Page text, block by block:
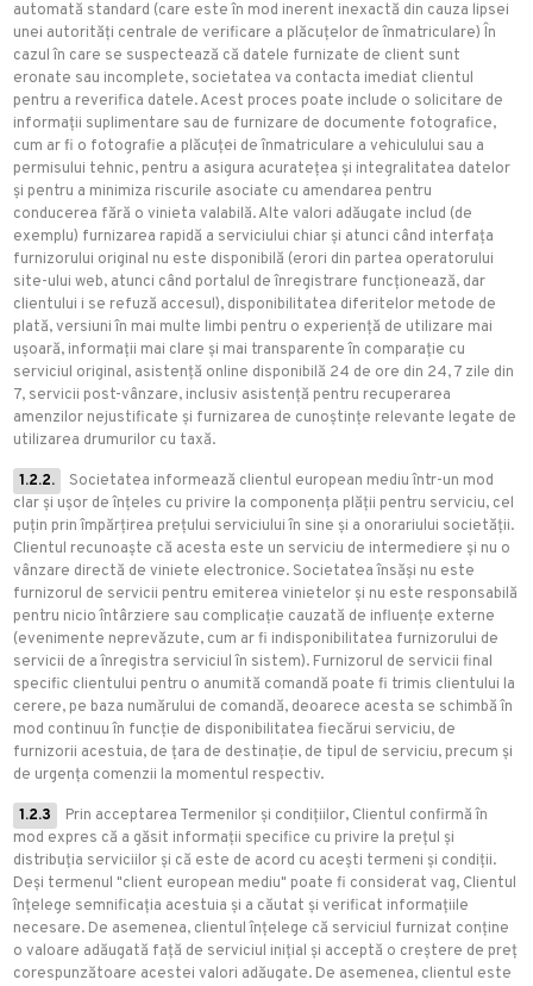
automată standard (care este în mod inerent inexactă din cauza lipsei
unei autorități centrale de verificare a plăcuțelor de înmatriculare) În
cazul în care se suspectează că datele furnizate de client sunt
eronate sau incomplete, societatea va contacta imediat clientul
pentru a reverifica datele. Acest proces poate include o solicitare de
informații suplimentare sau de furnizare de documente fotografice,
cum ar fi o fotografie a plăcuței de înmatriculare a vehiculului sau a
permisului tehnic, pentru a asigura acuratețea și integralitatea datelor
și pentru a minimiza riscurile asociate cu amendarea pentru
conducerea fără o vinieta valabilă. Alte valori adăugate includ (de
exemplu) furnizarea rapidă a serviciului chiar și atunci când interfața
furnizorului original nu este disponibilă (erori din partea operatorului
site-ului web, atunci când portalul de înregistrare funcționează, dar
clientului i se refuză accesul), disponibilitatea diferitelor metode de
plată, versiuni în mai multe limbi pentru o experiență de utilizare mai
ușoară, informații mai clare și mai transparente în comparație cu
serviciul original, asistență online disponibilă 24 de ore din 24, 7 zile din
7, servicii post-vânzare, inclusiv asistență pentru recuperarea
amenzilor nejustificate și furnizarea de cunoștințe relevante legate de
utilizarea drumurilor cu taxă.
1.2.2.
Societatea informează clientul european mediu într-un mod
clar și ușor de înțeles cu privire la componența plății pentru serviciu, cel
puțin prin împărțirea prețului serviciului în sine și a onorariului societății.
Clientul recunoaște că acesta este un serviciu de intermediere și nu o
vânzare directă de viniete electronice. Societatea însăși nu este
furnizorul de servicii pentru emiterea vinietelor și nu este responsabilă
pentru nicio întârziere sau complicație cauzată de influențe externe
(evenimente neprevăzute, cum ar fi indisponibilitatea furnizorului de
servicii de a înregistra serviciul în sistem). Furnizorul de servicii final
specific clientului pentru o anumită comandă poate fi trimis clientului la
cerere, pe baza numărului de comandă, deoarece acesta se schimbă în
mod continuu în funcție de disponibilitatea fiecărui serviciu, de
furnizorii acestuia, de țara de destinație, de tipul de serviciu, precum și
de urgența comenzii la momentul respectiv.
1.2.3
Prin acceptarea Termenilor și condițiilor, Clientul confirmă în
mod expres că a găsit informații specifice cu privire la prețul și
distribuția serviciilor și că este de acord cu acești termeni și condiții.
Deși termenul "client european mediu" poate fi considerat vag, Clientul
înțelege semnificația acestuia și a căutat și verificat informațiile
necesare. De asemenea, clientul înțelege că serviciul furnizat conține
o valoare adăugată față de serviciul inițial și acceptă o creștere de preț
corespunzătoare acestei valori adăugate. De asemenea, clientul este